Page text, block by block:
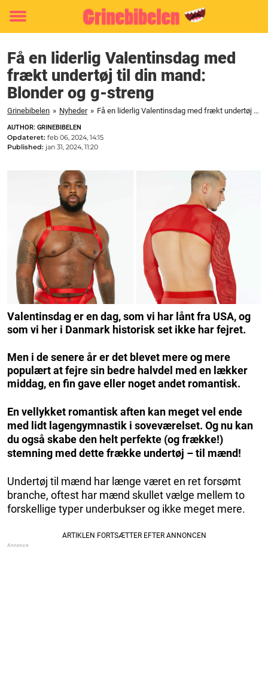
Toggle
Få en liderlig Valentinsdag med
frækt undertøj til din mand:
Blonder og g-streng
Grinebibelen » Nyheder » Få en liderlig Valentinsdag med frækt undertøj til din mand: Blonder og g-streng
AUTHOR: GRINEBIBELEN
Opdateret: feb 06, 2024, 14:15
Published: jan 31, 2024, 11:20
Valentinsdag er en dag, som vi har lånt fra USA, og
som vi her i Danmark historisk set ikke har fejret.
Men i de senere år er det blevet mere og mere
populært at fejre sin bedre halvdel med en lækker
middag, en fin gave eller noget andet romantisk.
En vellykket romantisk aften kan meget vel ende
med lidt lagengymnastik i soveværelset. Og nu kan
du også skabe den helt perfekte (og frække!)
stemning med dette frække undertøj – til mænd!
Undertøj til mænd har længe været en ret forsømt
branche, oftest har mænd skullet vælge mellem to
forskellige typer underbukser og ikke meget mere.